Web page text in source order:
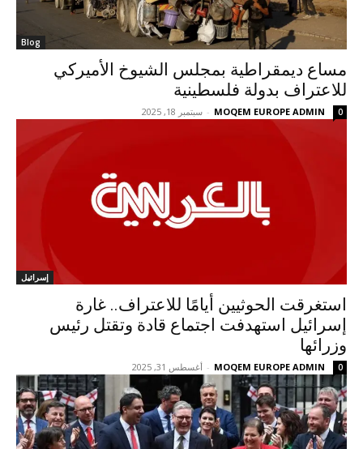
Blog
مساع ديمقراطية بمجلس الشيوخ الأميركي
للاعتراف بدولة فلسطينية
MOQEM EUROPE ADMIN
- سبتمبر 18, 2025 0
إسرائيل
استغرقت الحوثيين أيامًا للاعتراف.. غارة
إسرائيل استهدفت اجتماع قادة وتقتل رئيس
وزرائها
MOQEM EUROPE ADMIN
- أغسطس 31, 2025 0